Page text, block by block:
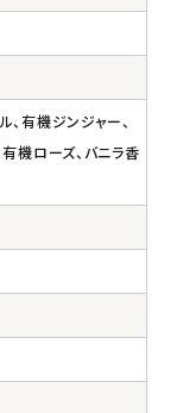
有機ジンジャー、
機ローズ、バニラ香